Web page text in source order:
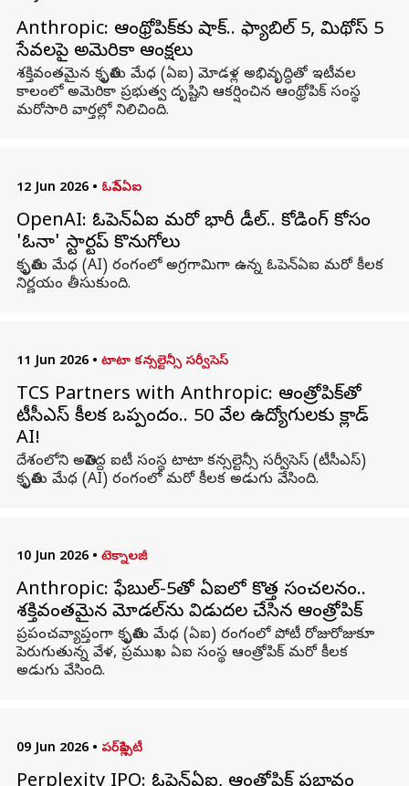
Anthropic: ఆంథ్రోపిక్‌కు షాక్‌.. ఫ్యాబిల్‌ 5, మిథోస్‌ 5
సేవలపై అమెరికా ఆంక్షలు
శక్తివంతమైన కృత్రిమ మేధ (ఏఐ) మోడళ్ల అభివృద్ధితో ఇటీవల
కాలంలో అమెరికా ప్రభుత్వ దృష్టిని ఆకర్షించిన ఆంథ్రోపిక్‌ సంస్థ
మరోసారి వార్తల్లో నిలిచింది.
12 Jun 2026 • ఓపెన్ఏఐ
OpenAI: ఓపెన్‌ఏఐ మరో భారీ డీల్.. కోడింగ్ కోసం
'ఓనా' స్టార్టప్ కొనుగోలు
కృత్రిమ మేధ (AI) రంగంలో అగ్రగామిగా ఉన్న ఓపెన్‌ఏఐ మరో కీలక
నిర్ణయం తీసుకుంది.
11 Jun 2026 • టాటా కన్సల్టెన్సీ సర్వీసెస్
TCS Partners with Anthropic: ఆంత్రోపిక్‌తో
టీసీఎస్ కీలక ఒప్పందం.. 50 వేల ఉద్యోగులకు క్లాడ్
AI!
దేశంలోని అతిపెద్ద ఐటీ సంస్థ టాటా కన్సల్టెన్సీ సర్వీసెస్ (టీసీఎస్)
కృత్రిమ మేధ (AI) రంగంలో మరో కీలక అడుగు వేసింది.
10 Jun 2026 • టెక్నాలజీ
Anthropic: ఫేబుల్-5తో ఏఐలో కొత్త సంచలనం..
శక్తివంతమైన మోడల్‌ను విడుదల చేసిన ఆంత్రోపిక్
ప్రపంచవ్యాప్తంగా కృత్రిమ మేధ (ఏఐ) రంగంలో పోటీ రోజురోజుకూ
పెరుగుతున్న వేళ, ప్రముఖ ఏఐ సంస్థ ఆంత్రోపిక్ మరో కీలక
అడుగు వేసింది.
09 Jun 2026 • పర్‌ప్లెక్సిటీ